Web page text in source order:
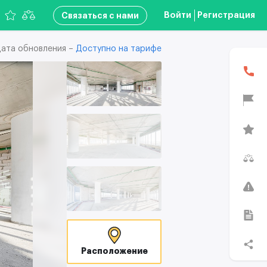
Связаться с нами Войти Регистрация
обновления – Доступно на тарифе
Расположение